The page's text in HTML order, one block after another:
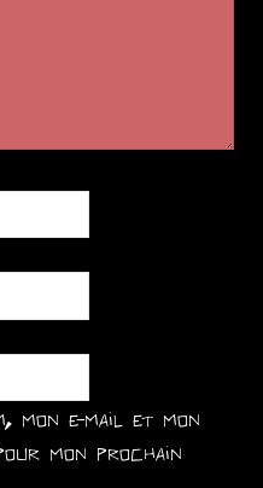
mon e-mail et mon
mon prochain